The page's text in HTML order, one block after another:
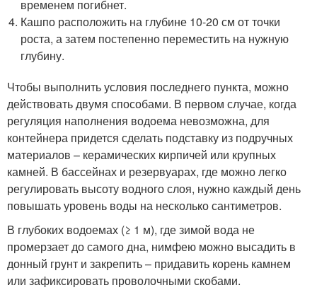
временем погибнет.
Кашпо расположить на глубине 10-20 см от точки
роста, а затем постепенно переместить на нужную
глубину.
Чтобы выполнить условия последнего пункта, можно
действовать двумя способами. В первом случае, когда
регуляция наполнения водоема невозможна, для
контейнера придется сделать подставку из подручных
материалов – керамических кирпичей или крупных
камней. В бассейнах и резервуарах, где можно легко
регулировать высоту водного слоя, нужно каждый день
повышать уровень воды на несколько сантиметров.
В глубоких водоемах (≥ 1 м), где зимой вода не
промерзает до самого дна, нимфею можно высадить в
донный грунт и закрепить – придавить корень камнем
или зафиксировать проволочными скобами.